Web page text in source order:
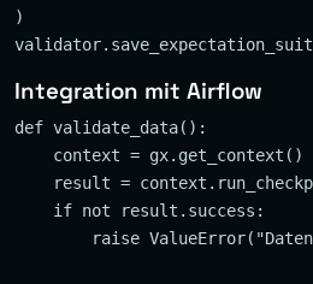
)
Integration mit Airflow
def validate_data():
    context = gx.get_context()
result =
    if not result.success:
raise